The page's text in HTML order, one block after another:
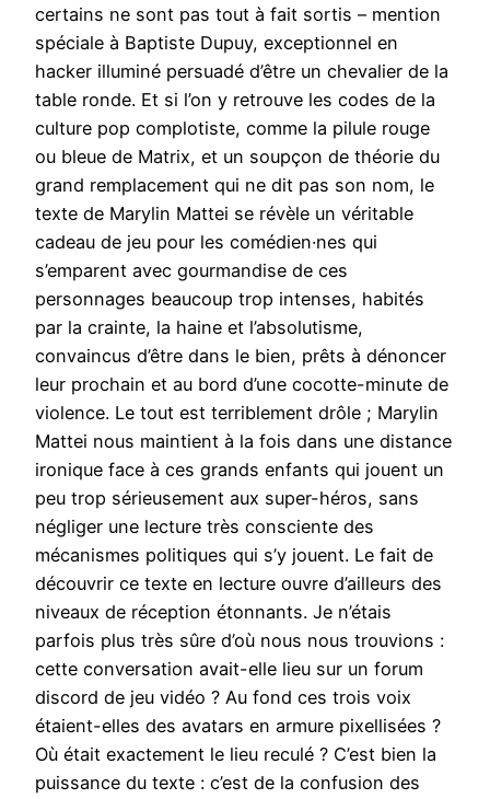
certains ne sont pas tout à fait sortis – mention
spéciale à Baptiste Dupuy, exceptionnel en
hacker illuminé persuadé d’être un chevalier de la
table ronde. Et si l’on y retrouve les codes de la
culture pop complotiste, comme la pilule rouge
ou bleue de Matrix, et un soupçon de théorie du
grand remplacement qui ne dit pas son nom, le
texte de Marylin Mattei se révèle un véritable
cadeau de jeu pour les comédien·nes qui
s’emparent avec gourmandise de ces
personnages beaucoup trop intenses, habités
par la crainte, la haine et l’absolutisme,
convaincus d’être dans le bien, prêts à dénoncer
leur prochain et au bord d’une cocotte-minute de
violence. Le tout est terriblement drôle ; Marylin
Mattei nous maintient à la fois dans une distance
ironique face à ces grands enfants qui jouent un
peu trop sérieusement aux super-héros, sans
négliger une lecture très consciente des
mécanismes politiques qui s’y jouent. Le fait de
découvrir ce texte en lecture ouvre d’ailleurs des
niveaux de réception étonnants. Je n’étais
parfois plus très sûre d’où nous nous trouvions :
cette conversation avait-elle lieu sur un forum
discord de jeu vidéo ? Au fond ces trois voix
étaient-elles des avatars en armure pixellisées ?
Où était exactement le lieu reculé ? C’est bien la
puissance du texte : c’est de la confusion des